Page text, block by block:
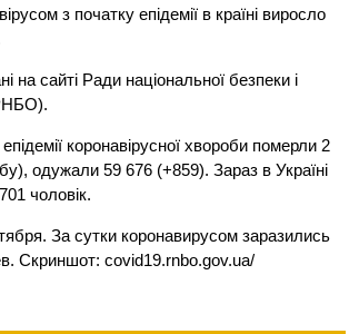
з початку епідемії в країні виросло
на сайті Ради національної безпеки і
коронавірусної хвороби померли 2
одужали 59 676 (+859). Зараз в Україні
чоловік.